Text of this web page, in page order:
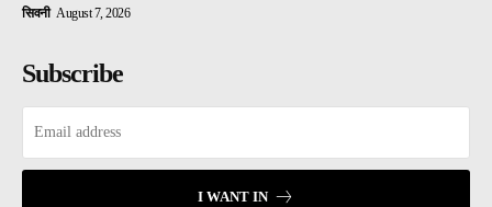
सिवनी August 7, 2026
Subscribe
I WANT IN